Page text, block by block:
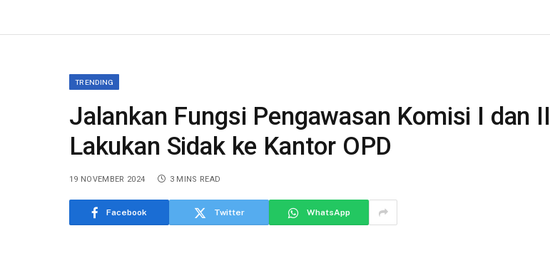
TRENDING
Jalankan Fungsi Pengawasan Komisi I dan II
Lakukan Sidak ke Kantor OPD
19 NOVEMBER 2024 3 MINS READ
Facebook Twitter WhatsApp